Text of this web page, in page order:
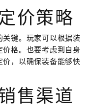
价策略
键。玩家可以根据装
格。也要考虑到自身
，以确保装备能够快
售渠道